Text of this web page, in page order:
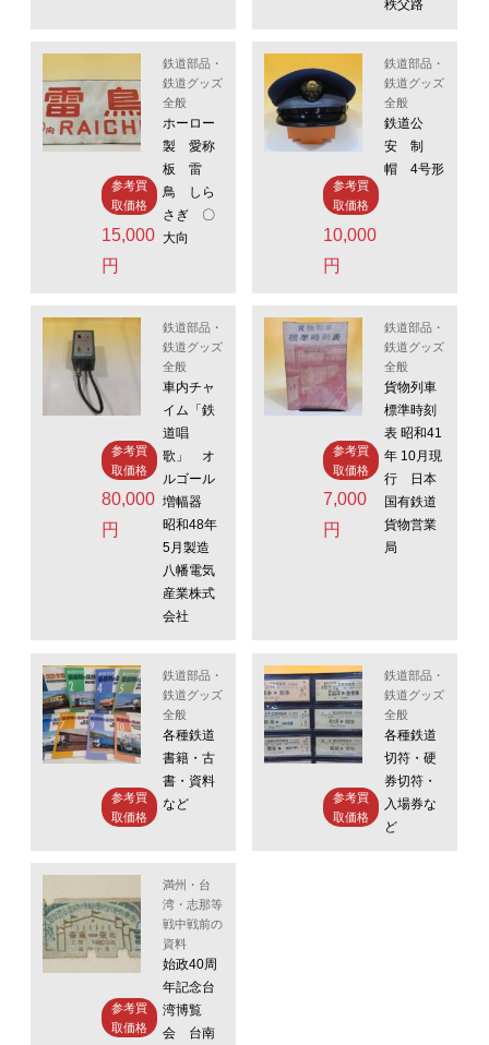
秩父路
鉄道部品・
鉄道グッズ
全般
ホーロー
製 愛称
板 雷
鳥 しら
さぎ 〇
大向
参考買
取価格
15,000
円
鉄道部品・
鉄道グッズ
全般
鉄道公
安 制
帽 4号形
参考買
取価格
10,000
円
鉄道部品・
鉄道グッズ
全般
車内チャ
イム「鉄
道唱
歌」 オ
ルゴール
増幅器
昭和48年
5月製造
八幡電気
産業株式
会社
参考買
取価格
80,000
円
鉄道部品・
鉄道グッズ
全般
貨物列車
標準時刻
表 昭和41
年 10月現
行 日本
国有鉄道
貨物営業
局
参考買
取価格
7,000
円
鉄道部品・
鉄道グッズ
全般
各種鉄道
書籍・古
書・資料
など
参考買
取価格
鉄道部品・
鉄道グッズ
全般
各種鉄道
切符・硬
券切符・
入場券な
ど
参考買
取価格
満州・台
湾・志那等
戦中戦前の
資料
始政40周
年記念台
湾博覧
会 台南
参考買
取価格